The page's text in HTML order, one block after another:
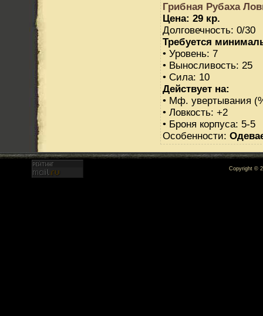
Грибная Рубаха
Цена: 29 кр.
Долговечность: 0/30
Требуется
• Уровень: 7
• Выносливость: 25
• Сила: 10
Действует на:
• Мф. увертывания
• Ловкость: +2
• Броня корпуса: 5-5
Особенности:
Copyright ©